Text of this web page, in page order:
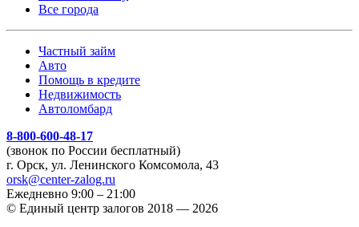
Все города
Частный займ
Авто
Помощь в кредите
Недвижимость
Автоломбард
8-800-600-48-17
(звонок по России бесплатный)
г. Орск, ул. Ленинского Комсомола, 43
orsk@center-zalog.ru
Ежедневно 9:00 – 21:00
© Единый центр залогов 2018 — 2026